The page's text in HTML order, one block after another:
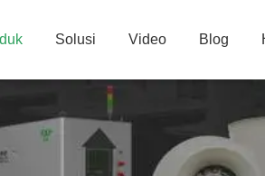
Solusi Video Blog